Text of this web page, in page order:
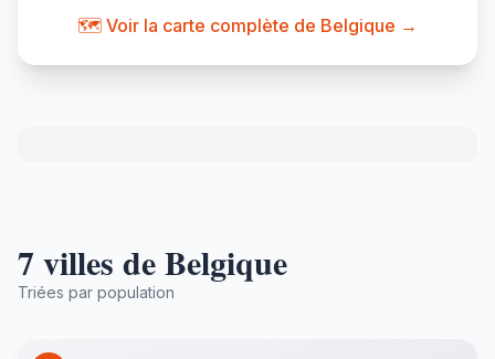
🗺️ Voir la carte complète de Belgique →
7 villes de Belgique
Triées par population